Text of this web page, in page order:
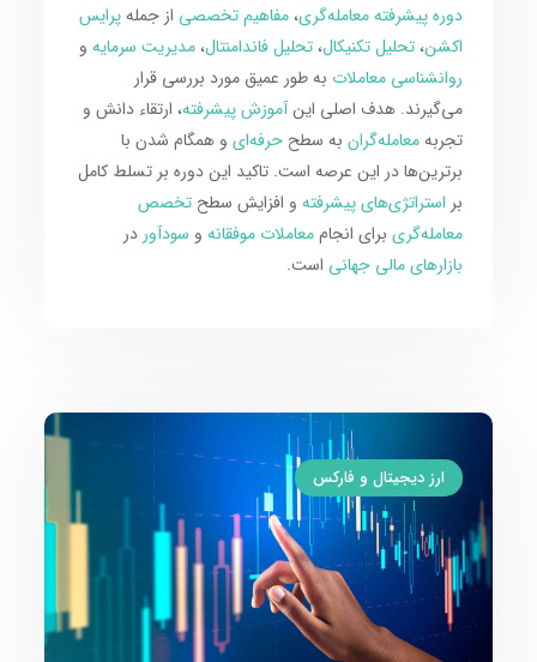
دوره پیشرفته معامله‌گری،مفاهیم تخصصی از جملهپرایس
اکشن،تحلیل تکنیکال،تحلیل فاندامنتال،مدیریت سرمایه و
روانشناسی معاملات به طور عمیق مورد بررسی قرار
می‌گیرند. هدف اصلی اینآموزش پیشرفته، ارتقاء دانش و
تجربهمعامله‌گران به سطححرفه‌ای و همگام شدن با
برترین‌ها در این عرصه است. تاکید این دوره بر تسلط کامل
بر استراتژی‌های پیشرفته و افزایش سطحتخصص
معامله‌گری برای انجاممعاملات موفقانه و سودآور در
بازارهای مالی جهانی است.
ارز دیجیتال و فارکس